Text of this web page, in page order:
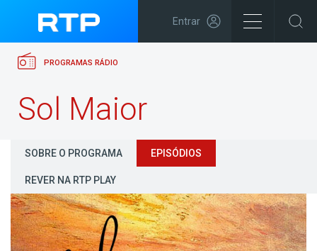
Entrar
PROGRAMAS RÁDIO
Sol Maior
SOBRE O PROGRAMA EPISÓDIOS
REVER NA RTP PLAY